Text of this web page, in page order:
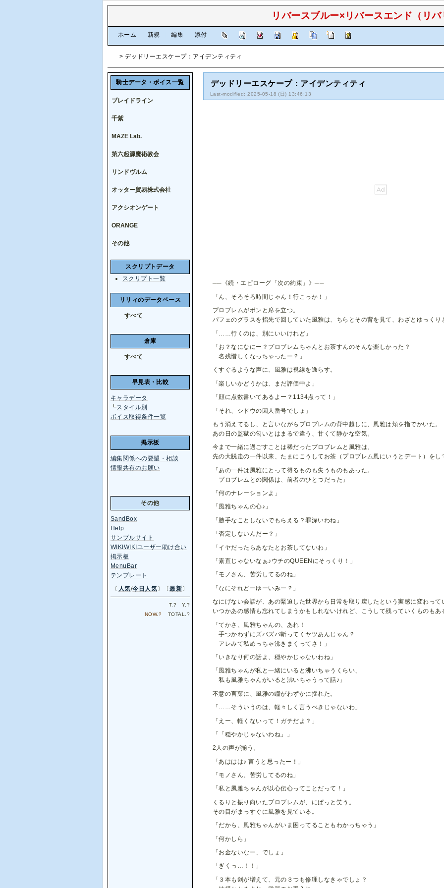
リバースブルー×リバースエンド（リ
ホーム 新規 編集 添付
> デッドリーエスケープ：アイデンティティ
デッドリーエスケープ：アイデンティティ
Last-modified: 2025-05-18 (日) 13:46:13
──《続・エピローグ「次の約束」》──
「ん、そろそろ時間じゃん！行こっか！」
プロブレムがポンと席を立つ。
パフェのグラスを指先で回していた風雅は、ちらとその背を見て、わざとゆっくり
「……行くのは、別にいいけれど」
「お？なになにー？プロブレムちゃんとお茶すんのそんな楽しかった？
名残惜しくなっちゃったー？」
くすぐるような声に、風雅は視線を逸らす。
「楽しいかどうかは、まだ評価中よ」
「顔に点数書いてあるよー？1134点って！」
「それ、シドウの囚人番号でしょ」
もう消えてるし、と言いながらプロブレムの背中越しに、風雅は頬を指でかいた。
あの日の監獄の匂いとはまるで違う、甘くて静かな空気。
今まで一緒に過ごすことは稀だったプロブレムと風雅は、
先の大脱走の一件以来、たまにこうしてお茶（プロブレム風にいうとデート）をし
「あの一件は風雅にとって得るものも失うものもあった。
プロブレムとの関係は、前者のひとつだった」
「何のナレーションよ」
「風雅ちゃんの心♪」
「勝手なことしないでもらえる？罪深いわね」
「否定しないんだー？」
「イヤだったらあなたとお茶してないわ」
「素直じゃないなぁ♪ウチのQUEENにそっくり！」
「モノさん、苦労してるのね」
「なにそれどーゆーいみー？」
なにげない会話が、あの緊迫した世界から日常を取り戻したという実感に変わって
いつかあの感情も忘れてしまうかもしれないけれど、こうして残っていくものもあ
「てかさ、風雅ちゃんの、あれ！
手つかわずにズバズバ斬ってくヤツあんじゃん？
アレみて私めっちゃ沸きまくってさ！」
「いきなり何の話よ、穏やかじゃないわね」
「風雅ちゃんが私と一緒にいると沸いちゃうくらい、
私も風雅ちゃんがいると沸いちゃうって話♪」
不意の言葉に、風雅の瞳がわずかに揺れた。
「……そういうのは、軽々しく言うべきじゃないわ」
「えー、軽くないって！ガチだよ？」
「「穏やかじゃないわね」」
2人の声が揃う。
「あははは♪ 言うと思ったー！」
「モノさん、苦労してるのね」
「私と風雅ちゃんが以心伝心ってことだって！」
くるりと振り向いたプロブレムが、にぱっと笑う。
その目がまっすぐに風雅を見ている。
「だから、風雅ちゃんがいま困ってることもわかっちゃう」
「何かしら」
「お金ないなー、でしょ」
「ぎくっ…！！」
「３本も剣が増えて、元の３つも修理しなきゃでしょ？
騎士データ・ボイス一覧
ブレイドライン
千紫
MAZE Lab.
第六起源魔術教会
リンドヴルム
オッター貿易株式会社
アクシオンゲート
ORANGE
その他
スクリプトデータ
スクリプト一覧
リリィのデータベース
すべて
倉庫
すべて
早見表・比較
キャラデータ
┗スタイル別
ボイス取得条件一覧
掲示板
編集関係への要望・相談
情報共有のお願い
その他
SandBox
Help
サンプルサイト
WIKIWIKIユーザー助け合い
掲示板
MenuBar
テンプレート
〔 人気/今日人気〕〔最新〕
T.? Y.?
NOW.? TOTAL.?